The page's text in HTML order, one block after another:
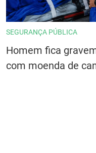
SEGURANÇA PÚBLICA
Homem fica
com moenda de